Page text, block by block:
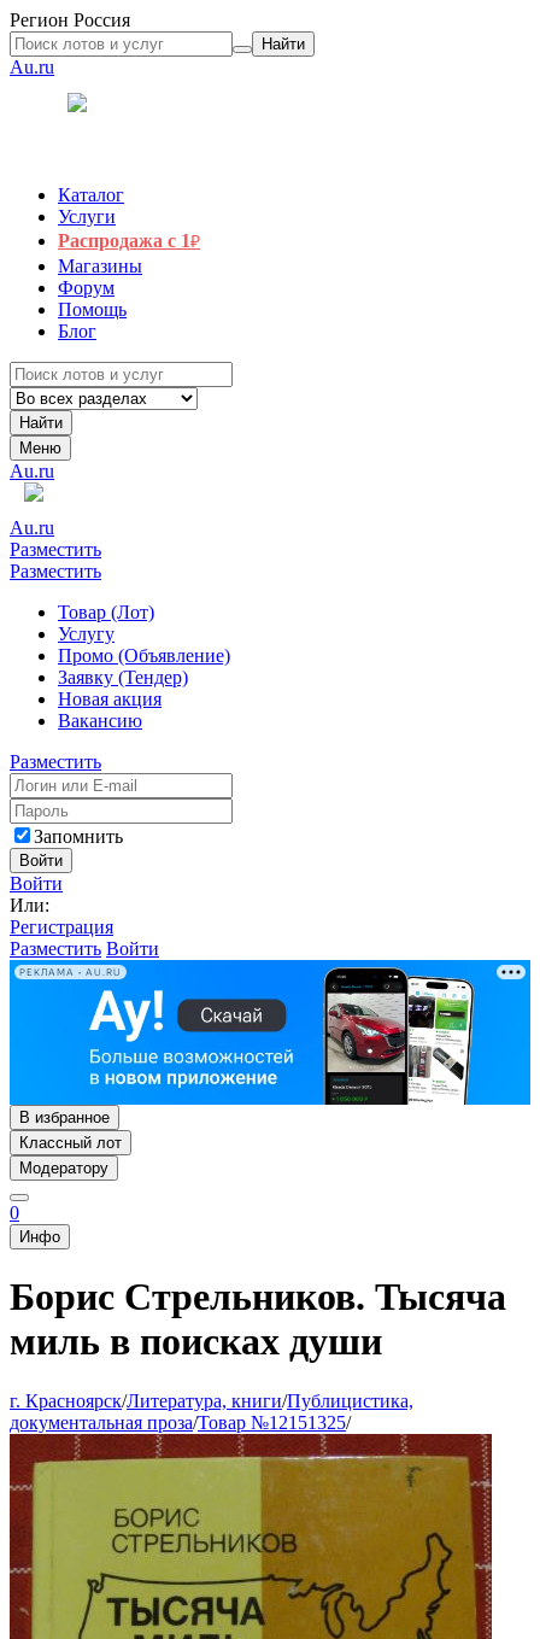
Регион Россия
Найти
Au.ru
Каталог
Услуги
Распродажа с 1₽
Магазины
Форум
Помощь
Блог
Найти
Меню
Au.ru
Au.ru
Разместить
Разместить
Товар (Лот)
Услугу
Промо (Объявление)
Заявку (Тендер)
Новая акция
Вакансию
Разместить
Запомнить
Войти
Войти
Или:
Регистрация
Разместить Войти
РЕКЛАМА • AU.RU
В избранное
Классный лот
Модератору
0
Инфо
Борис Стрельников. Тысяча
миль в поисках души
г. Красноярск/Литература, книги/Публицистика,
документальная проза/Товар №12151325/